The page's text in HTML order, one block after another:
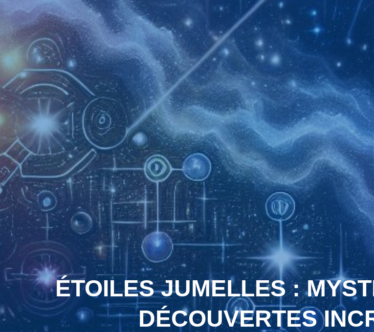
ÉTOILES JUMELLES :
DÉCOUVERTES